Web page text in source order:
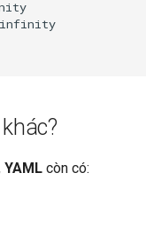
infinity
YAML còn có: